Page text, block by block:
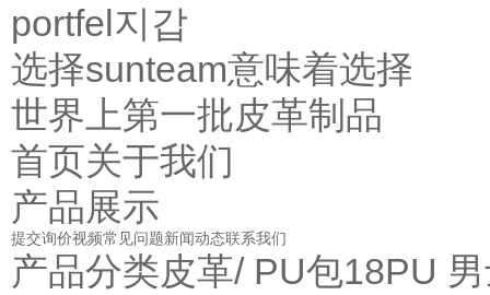
portfel지갑
选择sunteam意味着选择
世界上第一批皮革制品
首页关于我们
产品展示
提交询价视频常见问题新闻动态联系我们
产品分类皮革/ PU包18PU